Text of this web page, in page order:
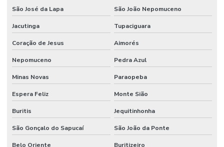
São José da Lapa São João Nepomuceno
Jacutinga Tupaciguara
Coração de Jesus Aimorés
Nepomuceno Pedra Azul
Minas Novas Paraopeba
Espera Feliz Monte Sião
Buritis Jequitinhonha
São Gonçalo do Sapucaí São João da Ponte
Belo Oriente Buritizeiro